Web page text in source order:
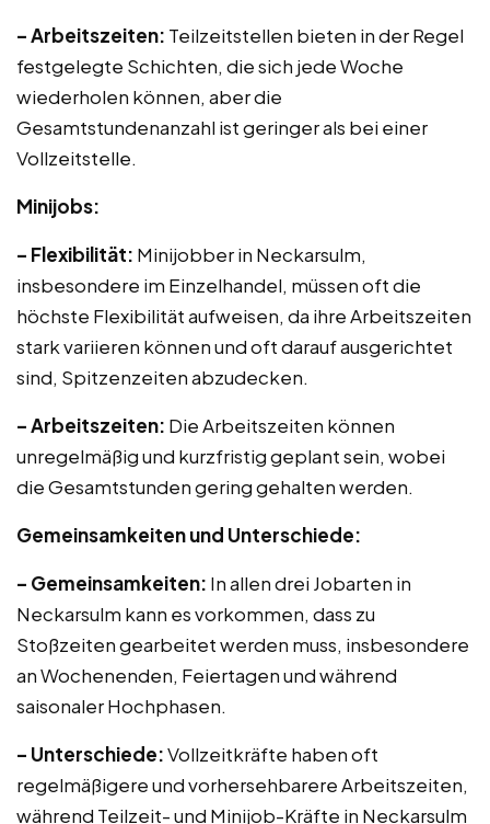
– Arbeitszeiten: Teilzeitstellen bieten in der Regel
festgelegte Schichten, die sich jede Woche
wiederholen können, aber die
Gesamtstundenanzahl ist geringer als bei einer
Vollzeitstelle.
Minijobs:
– Flexibilität: Minijobber in Neckarsulm,
insbesondere im Einzelhandel, müssen oft die
höchste Flexibilität aufweisen, da ihre Arbeitszeiten
stark variieren können und oft darauf ausgerichtet
sind, Spitzenzeiten abzudecken.
– Arbeitszeiten: Die Arbeitszeiten können
unregelmäßig und kurzfristig geplant sein, wobei
die Gesamtstunden gering gehalten werden.
Gemeinsamkeiten und Unterschiede:
– Gemeinsamkeiten: In allen drei Jobarten in
Neckarsulm kann es vorkommen, dass zu
Stoßzeiten gearbeitet werden muss, insbesondere
an Wochenenden, Feiertagen und während
saisonaler Hochphasen.
– Unterschiede:Vollzeitkräfte haben oft
regelmäßigere und vorhersehbarere Arbeitszeiten,
während Teilzeit- und Minijob-Kräfte in Neckarsulm